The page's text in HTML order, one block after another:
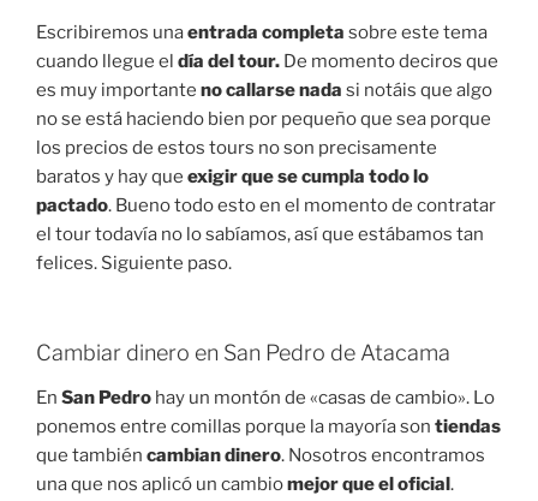
Escribiremos unaentrada completa sobre este tema
cuando llegue el día del tour. De momento deciros que
es muy importante no callarse nada si notáis que algo
no se está haciendo bien por pequeño que sea porque
los precios de estos tours no son precisamente
baratos y hay que exigir que se cumpla todo lo
pactado. Bueno todo esto en el momento de contratar
el tour todavía no lo sabíamos, así que estábamos tan
felices. Siguiente paso.
Cambiar dinero en San Pedro de Atacama
En San Pedro hay un montón de «casas de cambio». Lo
ponemos entre comillas porque la mayoría son tiendas
que también cambian dinero. Nosotros encontramos
una que nos aplicó un cambiomejor que el oficial.